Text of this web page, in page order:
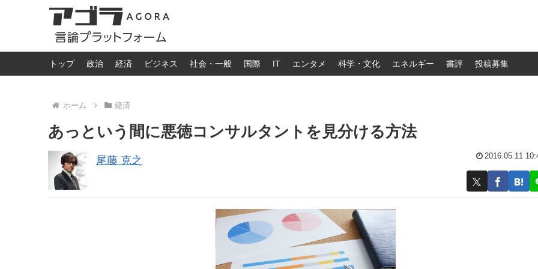
トップ 政治 経済 ビジネス 社会・一般 国際 IT エンタメ 科学・文化 エネルギー 書評 投稿募集
ホーム 経済
あっという間に悪徳コンサルタントを見分ける方法
尾藤 克之 2016.05.11